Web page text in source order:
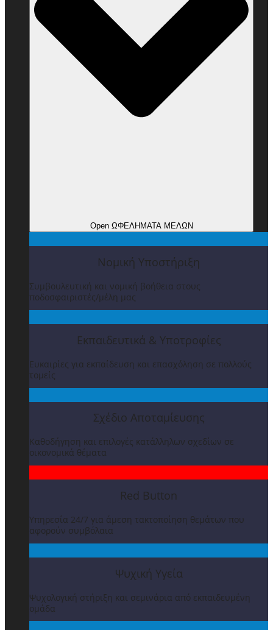
Open ΩΦΕΛΗΜΑΤΑ ΜΕΛΩΝ
Νομική Υποστήριξη
Συμβουλευτική και νομική βοήθεια στους
ποδοσφαιριστές/μέλη μας
Εκπαιδευτικά & Υποτροφίες
Ευκαιρίες για εκπαίδευση και επασχόληση σε πολλούς
τομείς
Σχέδιο Αποταμίευσης
Καθοδήγηση και επιλογές κατάλληλων σχεδίων σε
οικονομικά θέματα
Red Button
Υπηρεσία 24/7 για άμεση τακτοποίηση θεμάτων που
αφορούν συμβόλαια
Ψυχική Υγεία
Ψυχολογική στήριξη και σεμινάρια από εκπαιδευμένη
ομάδα